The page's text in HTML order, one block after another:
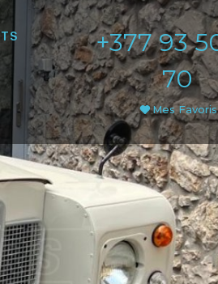
+377 93
70
Mes Favoris